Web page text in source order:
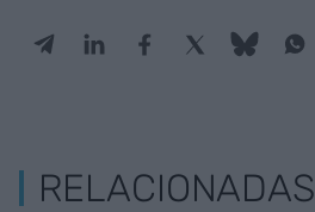
RELACIONADAS